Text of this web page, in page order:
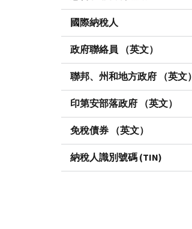
國際納稅人
政府聯絡員 （英文）
聯邦、州和地方政府 （英文）
印第安部落政府 （英文）
免稅債券 （英文）
納稅人識別號碼 (TIN)